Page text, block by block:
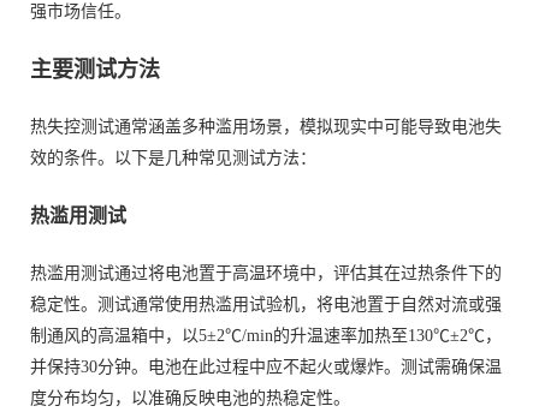
强市场信任。
主要测试方法
热失控测试通常涵盖多种滥用场景，模拟现实中可能导致电池失
效的条件。以下是几种常见测试方法：
热滥用测试
热滥用测试通过将电池置于高温环境中，评估其在过热条件下的
稳定性。测试通常使用热滥用试验机，将电池置于自然对流或强
制通风的高温箱中，以5±2℃/min的升温速率加热至130℃±2℃，
并保持30分钟。电池在此过程中应不起火或爆炸。测试需确保温
度分布均匀，以准确反映电池的热稳定性。